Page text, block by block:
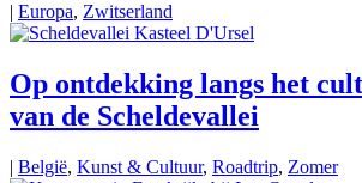
| Europa, Zwitserland
Op ontdekking langs het
van de Scheldevallei
| België, Kunst & Cultuur, Roadtrip, Zomer